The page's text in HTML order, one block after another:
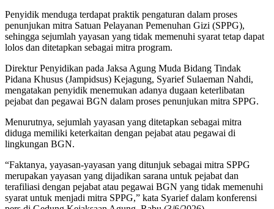
Penyidik menduga terdapat praktik pengaturan dalam proses
penunjukan mitra Satuan Pelayanan Pemenuhan Gizi (SPPG),
sehingga sejumlah yayasan yang tidak memenuhi syarat tetap dapat
lolos dan ditetapkan sebagai mitra program.
Direktur Penyidikan pada Jaksa Agung Muda Bidang Tindak
Pidana Khusus (Jampidsus) Kejagung, Syarief Sulaeman Nahdi,
mengatakan penyidik menemukan adanya dugaan keterlibatan
pejabat dan pegawai BGN dalam proses penunjukan mitra SPPG.
Menurutnya, sejumlah yayasan yang ditetapkan sebagai mitra
diduga memiliki keterkaitan dengan pejabat atau pegawai di
lingkungan BGN.
“Faktanya, yayasan-yayasan yang ditunjuk sebagai mitra SPPG
merupakan yayasan yang dijadikan sarana untuk pejabat dan
terafiliasi dengan pejabat atau pegawai BGN yang tidak memenuhi
syarat untuk menjadi mitra SPPG,” kata Syarief dalam konferensi